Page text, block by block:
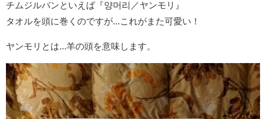
チムジルバンといえば『양머리／ヤンモリ』
タオルを頭に巻くのですが...これがまた可愛い！
ヤンモリとは...羊の頭を意味します。